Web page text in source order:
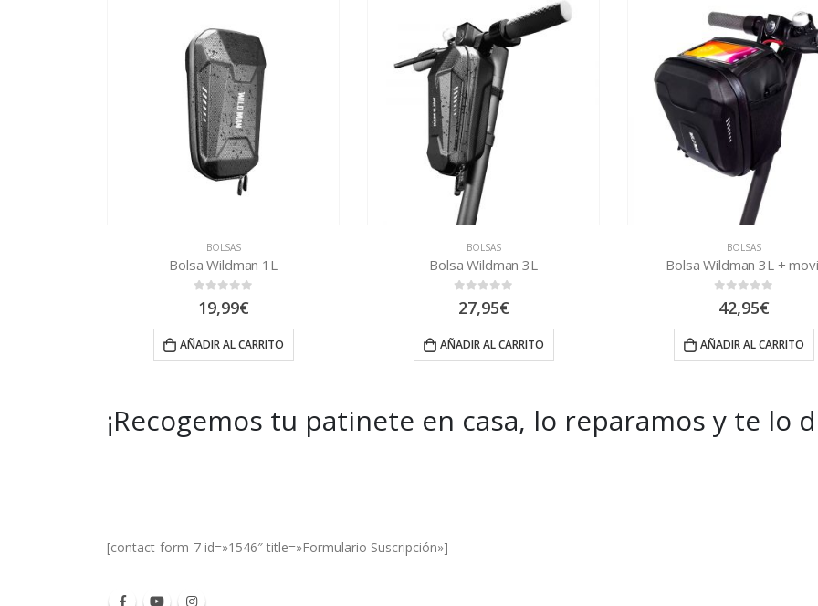
BOLSAS
Bolsa Wildman 1L
out of 5
19,99€
AÑADIR AL CARRITO
BOLSAS
Bolsa Wildman 3L
out of 5
27,95€
AÑADIR AL CARRITO
BOLSAS
Bolsa Wildman 3L +
out of 5
42,95€
AÑADIR AL CARRITO
¡Recogemos tu patinete en casa, lo reparamos y te lo
[contact-form-7 id=»1546″ title=»Formulario Suscripción»]